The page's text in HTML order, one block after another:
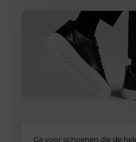
Ga voor schoenen die de